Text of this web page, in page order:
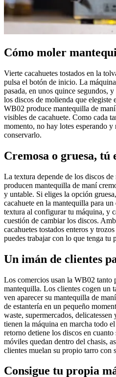
Cómo moler
Vierte cacahuetes tostados en la
pulsa el botón de inicio. La
pasada, en unos quince segundos,
los discos de molienda que elegiste
WB02 produce mantequilla de
visibles de cacahuete. Como cada
momento, no hay lotes esperando
conservarlo.
Cremosa o gruesa, tú
La textura depende de los discos
producen mantequilla de maní
y untable. Si eliges la opción
cacahuete en la mantequilla para
textura al configurar tu máquina, y
cuestión de cambiar los discos.
cacahuetes tostados enteros y
puedes trabajar con lo que tenga tu
Un imán de clientes
Los comercios usan la WB02 tanto
mantequilla. Los clientes cogen un
ven aparecer su mantequilla de
de estantería en un pequeño
waste, supermercados,
tienen la máquina en marcha todo
retorno detiene los discos en cuanto
móviles quedan dentro del chasis,
clientes muelan su propio tarro con
Consigue tu propia